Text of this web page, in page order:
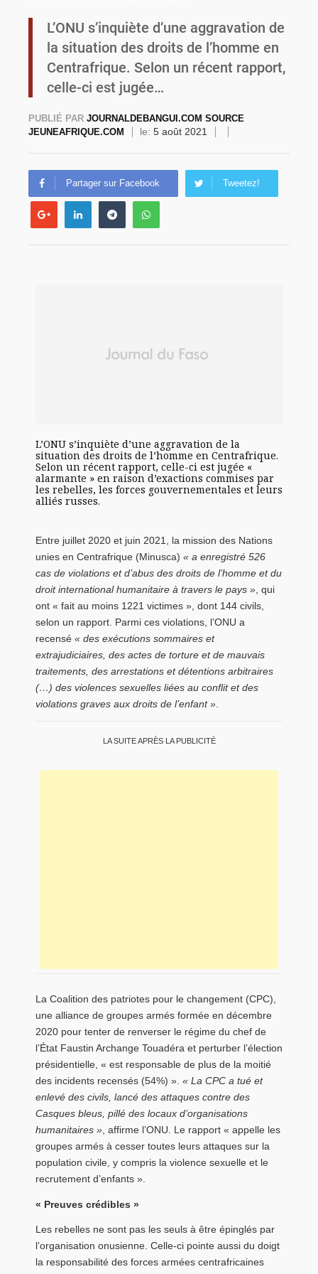
Burkina Faso : une usine de farine de blé à 3,1 milliards FCFA en construction pour renforcer la production locale
L’ONU s’inquiète d’une aggravation de
la situation des droits de l’homme en
Centrafrique. Selon un récent rapport,
celle-ci est jugée…
PUBLIÉ PAR JOURNALDEBANGUI.COM SOURCE
JEUNEAFRIQUE.COM
le: 5 août 2021
Partager sur Facebook Tweetez!
L’ONU s’inquiète d’une aggravation de la
situation des droits de l’homme en Centrafrique.
Selon un récent rapport, celle-ci est jugée «
alarmante » en raison d’exactions commises par
les rebelles, les forces gouvernementales et leurs
alliés russes.
Entre juillet 2020 et juin 2021, la mission des Nations
unies en Centrafrique (Minusca) « a enregistré 526
cas de violations et d’abus des droits de l’homme et du
droit international humanitaire à travers le pays » , qui
ont « fait au moins 1221 victimes », dont 144 civils,
selon un rapport. Parmi ces violations, l’ONU a
recensé « des exécutions sommaires et
extrajudiciaires, des actes de torture et de mauvais
traitements, des arrestations et détentions arbitraires
(…) des violences sexuelles liées au conflit et des
violations graves aux droits de l’enfant »
LA SUITE APRÈS LA PUBLICITÉ
La Coalition des patriotes pour le changement (CPC),
une alliance de groupes armés formée en décembre
2020 pour tenter de renverser le régime du chef de
l’État Faustin Archange Touadéra et perturber l’élection
présidentielle, « est responsable de plus de la moitié
des incidents recensés (54%) ». « La CPC a tué et
enlevé des civils, lancé des attaques contre des
Casques bleus, pillé des locaux d’organisations
humanitaires » , affirme l’ONU. Le rapport « appelle les
groupes armés à cesser toutes leurs attaques sur la
population civile, y compris la violence sexuelle et le
recrutement d’enfants ».
« Preuves crédibles »
Les rebelles ne sont pas les seuls à être épinglés par
l’organisation onusienne. Celle-ci pointe aussi du doigt
la responsabilité des forces armées centrafricaines